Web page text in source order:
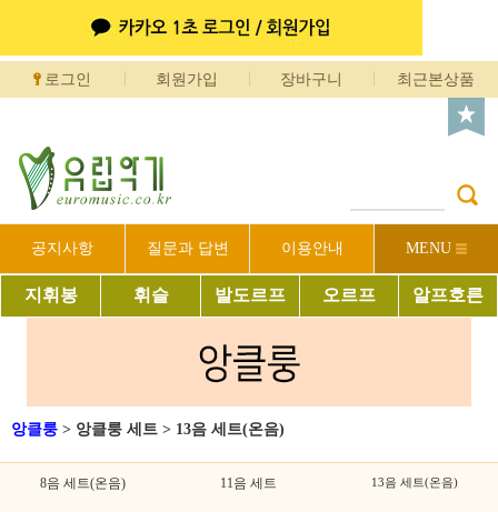
로그인 회원가입 장바구니 최근본상품
공지사항 질문과 답변 이용안내 MENU
지휘봉 휘슬 발도르프 오르프 알프호른
앙클룽 > 앙클룽 세트 > 13음 세트(온음)
8음 세트(온음) 11음 세트 13음 세트(온음)